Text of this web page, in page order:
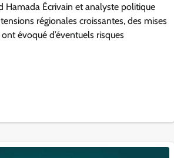
Hamada Écrivain et analyste politique
régionales croissantes, des mises
évoqué d’éventuels risques